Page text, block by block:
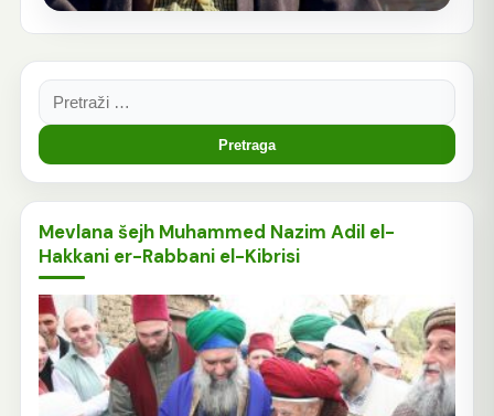
Pretraga:
Mevlana šejh Muhammed Nazim Adil el-
Hakkani er-Rabbani el-Kibrisi